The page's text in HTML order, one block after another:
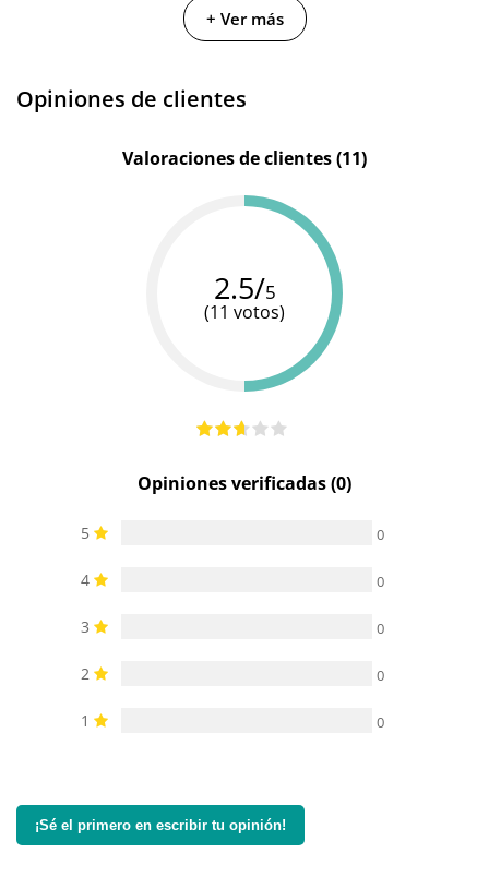
50 ml 60 ml
+ Ver más
Opiniones de clientes
Valoraciones de clientes (11)
2.5/5
(11 votos)
Opiniones verificadas (0)
5 0
4 0
3 0
2 0
1 0
¡Sé el primero en escribir tu opinión!